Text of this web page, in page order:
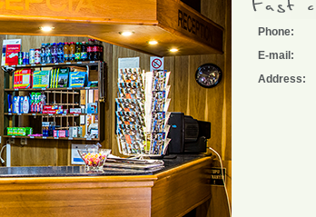
Phone:
E-mail:
Address: